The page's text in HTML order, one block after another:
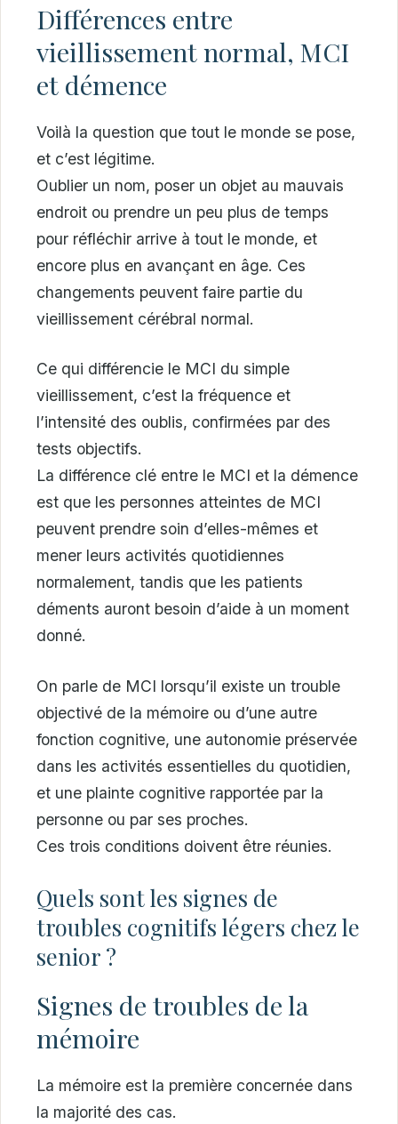
Différences entre
vieillissement normal, MCI
et démence
Voilà la question que tout le monde se pose,
et c’est légitime.
Oublier un nom, poser un objet au mauvais
endroit ou prendre un peu plus de temps
pour réfléchir arrive à tout le monde, et
encore plus en avançant en âge. Ces
changements peuvent faire partie du
vieillissement cérébral normal.
Ce qui différencie le MCI du simple
vieillissement, c’est la fréquence et
l’intensité des oublis, confirmées par des
tests objectifs.
La différence clé entre le MCI et la démence
est que les personnes atteintes de MCI
peuvent prendre soin d’elles-mêmes et
mener leurs activités quotidiennes
normalement, tandis que les patients
déments auront besoin d’aide à un moment
donné.
On parle de MCI lorsqu’il existe un trouble
objectivé de la mémoire ou d’une autre
fonction cognitive, une autonomie préservée
dans les activités essentielles du quotidien,
et une plainte cognitive rapportée par la
personne ou par ses proches.
Ces trois conditions doivent être réunies.
Quels sont les signes de
troubles cognitifs légers chez le
senior ?
Signes de troubles de la
mémoire
La mémoire est la première concernée dans
la majorité des cas.